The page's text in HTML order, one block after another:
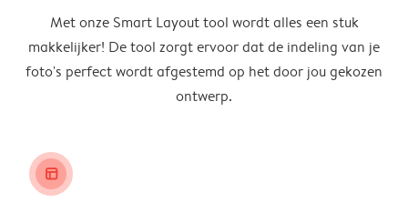
Met onze Smart Layout tool wordt alles een stuk
makkelijker! De tool zorgt ervoor dat de indeling van je
foto's perfect wordt afgestemd op het door jou gekozen
ontwerp.
layout_alt